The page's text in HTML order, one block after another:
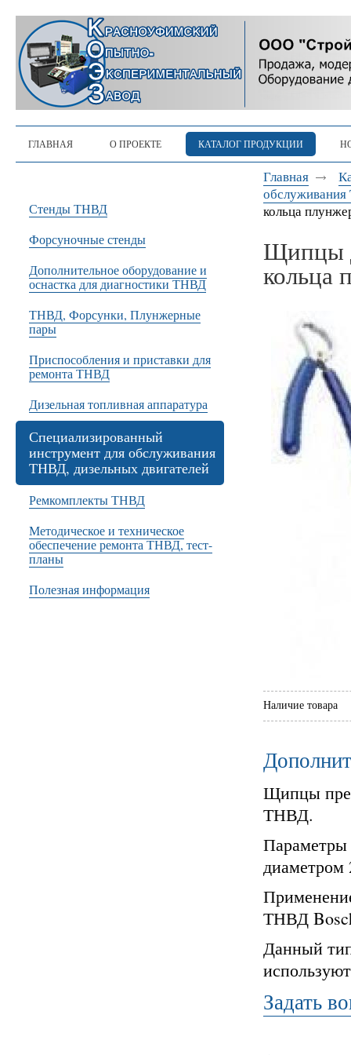
ГЛАВНАЯ О ПРОЕКТЕ КАТАЛОГ ПРОДУКЦИИ
Стенды ТНВД
Форсуночные стенды
Дополнительное оборудование и
оснастка для диагностики ТНВД
ТНВД, Форсунки, Плунжерные
пары
Приспособления и приставки для
ремонта ТНВД
Дизельная топливная аппаратура
Специализированный
инструмент для обслуживания
ТНВД, дизельных двигателей
Ремкомплекты ТНВД
Методическое и техническое
обеспечение ремонта ТНВД, тест-
планы
Полезная информация
Главная
кольца
Щипцы
кольца
Наличие товара
Щипцы
ТНВД.
ТНВД
Данный
Задать